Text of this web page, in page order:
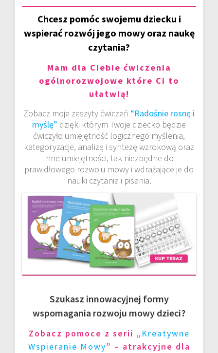
Chcesz pomóc swojemu dziecku i
wspierać rozwój jego mowy oraz naukę
czytania?
Mam dla Ciebie ćwiczenia
ogólnorozwojowe które Ci to
ułatwią!
Zobacz moje zeszyty ćwiczeń “Radośnie rosnę i
myślę” dzięki którym Twoje dziecko będzie
ćwiczyło umiejętność logicznego myślenia,
kategoryzacje, analizę i syntezę wzrokową oraz
inne umiejętności, tak niezbędne do
prawidłowego rozwoju mowy i wdrażające je do
nauki czytania i pisania.
Szukasz innowacyjnej formy
wspomagania rozwoju mowy dzieci?
Zobacz pomoce z serii „ Kreatywne
Wspieranie Mowy” – atrakcyjne dla